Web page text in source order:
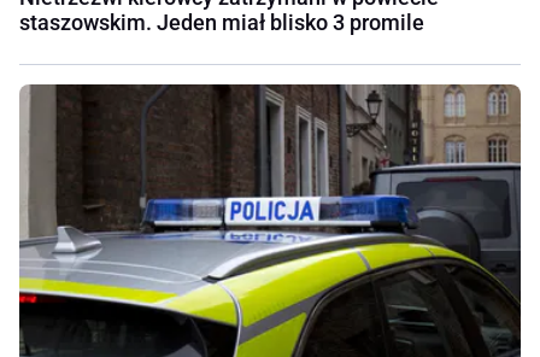
staszowskim. Jeden miał blisko 3 promile